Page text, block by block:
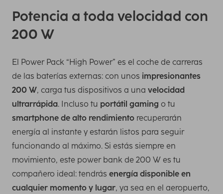
Potencia a toda velocidad con
200 W
El Power Pack “High Power” es el coche de carreras
de las baterías externas: con unos impresionantes
200 W, carga tus dispositivos a una velocidad
ultrarrápida. Incluso tu portátil gaming o tu
smartphone de alto rendimiento recuperarán
energía al instante y estarán listos para seguir
funcionando al máximo. Si estás siempre en
movimiento, este power bank de 200 W es tu
compañero ideal: tendrás energía disponible en
cualquier momento y lugar, ya sea en el aeropuerto,